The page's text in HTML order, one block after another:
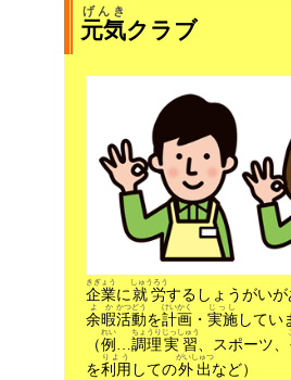
元気
げんき
クラブ
企業
きぎょう
に就労
しゅうろう
するしょうがいが
余暇
よか
活動
かつどう
を計画
けいかく
・ 実施
じっし
してい
（例
れい
調理
ちょうり
実習
じっしゅう
、スポーツ、
を利用
りよう
しての外出
がいしゅつ
など）